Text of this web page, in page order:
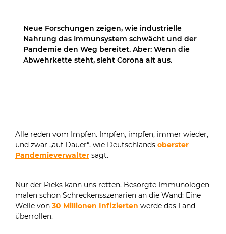
Neue Forschungen zeigen, wie industrielle
Nahrung das Immunsystem schwächt und der
Pandemie den Weg bereitet. Aber: Wenn die
Abwehrkette steht, sieht Corona alt aus.
Alle reden vom Impfen. Impfen, impfen, immer wieder,
und zwar „auf Dauer“, wie Deutschlands oberster
Pandemieverwalter sagt.
Nur der Pieks kann uns retten. Besorgte Immunologen
malen schon Schreckensszenarien an die Wand: Eine
Welle von 30 Millionen Infizierten werde das Land
überrollen.